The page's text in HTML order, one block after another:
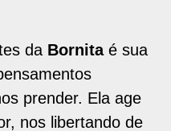
da Bornita é sua
prender. Ela age
nos libertando de